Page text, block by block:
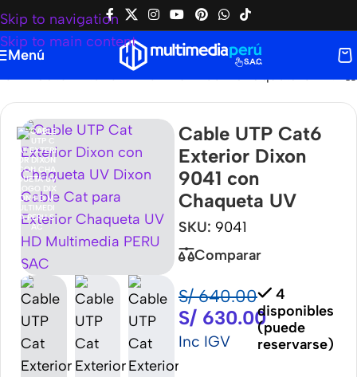
Skip to navigation
Skip to main content
Menú
Cat6 Exterior Dixon 9041 con Chaqueta UV
Cable UTP Cat6
Exterior Dixon
9041 con
Chaqueta UV
SKU: 9041
Comparar
S/640.00
S/ 630.00
Inc IGV
4
disponibles
(puede
reservarse)